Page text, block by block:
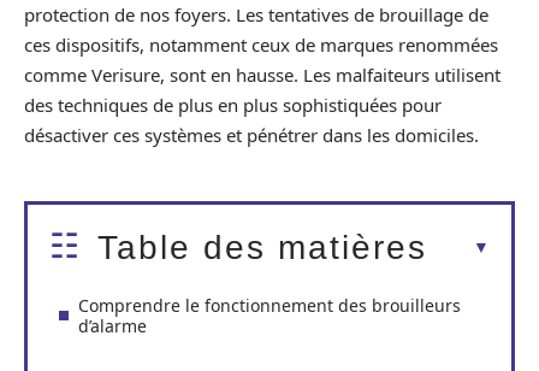
protection de nos foyers. Les tentatives de brouillage de
ces dispositifs, notamment ceux de marques renommées
comme Verisure, sont en hausse. Les malfaiteurs utilisent
des techniques de plus en plus sophistiquées pour
désactiver ces systèmes et pénétrer dans les domiciles.
Table des matières
Comprendre le fonctionnement des brouilleurs
d’alarme